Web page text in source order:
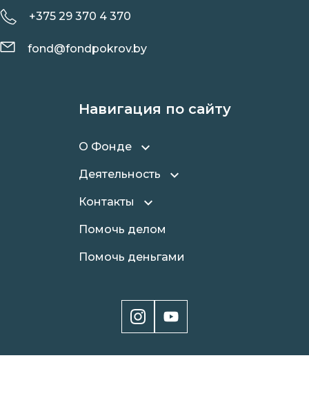
+375 29 370 4 370
fond@fondpokrov.by
Навигация по сайту
О Фонде
Деятельность
Контакты
Помочь делом
Помочь деньгами